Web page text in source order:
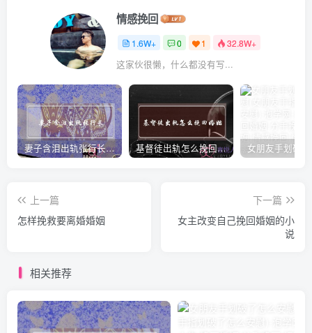
情感挽回
1.6W+ 0 1 32.8W+
这家伙很懒，什么都没有写...
妻子含泪出轨张行长 她说全都是因为家中 基督徒出轨怎么挽回婚姻(基督徒面对出轨婚姻)
上一篇
怎样挽救要离婚婚姻
下一篇
女主改变自己挽回婚姻的小
说
相关推荐